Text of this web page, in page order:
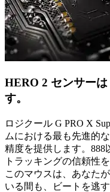
HERO 2 センサー
す。
ロジクール G PRO X
ムにおける最も先進的
精度を提供します。888
トラッキングの信頼性
このマウスは、あなた
いる間も、ビートを逃